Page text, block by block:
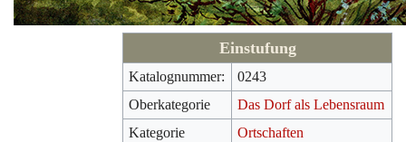
Einstufung
Katalognummer:
0243
Oberkategorie
Das Dorf als Lebensraum
Kategorie
Ortschaften